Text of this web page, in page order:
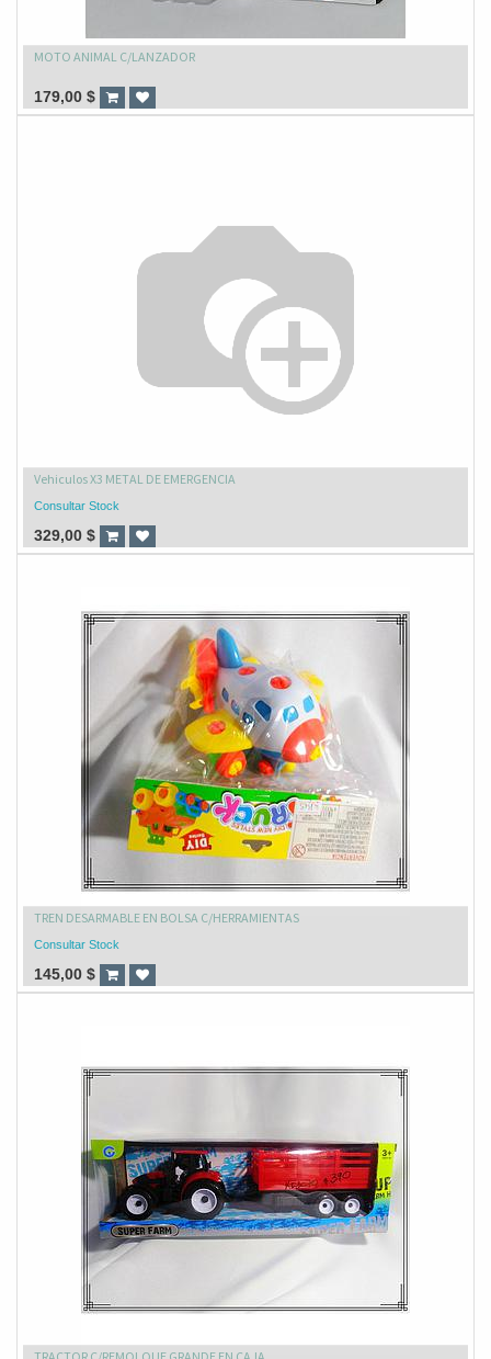
MOTO ANIMAL C/LANZADOR
179,00 $
Vehiculos X3 METAL DE EMERGENCIA
Consultar Stock
329,00 $
TREN DESARMABLE EN BOLSA C/HERRAMIENTAS
Consultar Stock
145,00 $